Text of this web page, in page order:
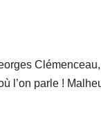
Clémenceau,
l’on parle !